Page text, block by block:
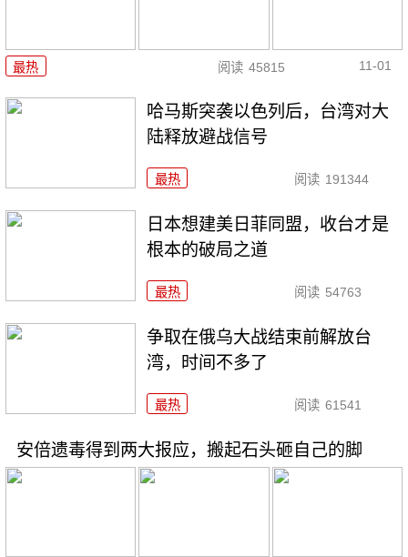
最热 阅读 45815 11-01
哈马斯突袭以色列后，台湾对大
陆释放避战信号
最热 阅读 191344
日本想建美日菲同盟，收台才是
根本的破局之道
最热 阅读 54763
争取在俄乌大战结束前解放台
湾，时间不多了
最热 阅读 61541
安倍遗毒得到两大报应，搬起石头砸自己的脚